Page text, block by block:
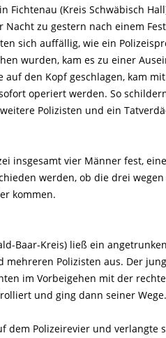
Fichtenau (Kreis Schwäbisch
zu gestern nach einem
sich auffällig, wie ein
wurden, kam es zu einer
den Kopf geschlagen, kam
operiert werden. So
Polizisten und ein
insgesamt vier Männer fest,
werden, ob die drei wegen
kommen.
Baar-Kreis) ließ ein
mehreren Polizisten aus. Der
im Vorbeigehen mit der
und ging dann seiner Wege.
dem Polizeirevier und verlangte